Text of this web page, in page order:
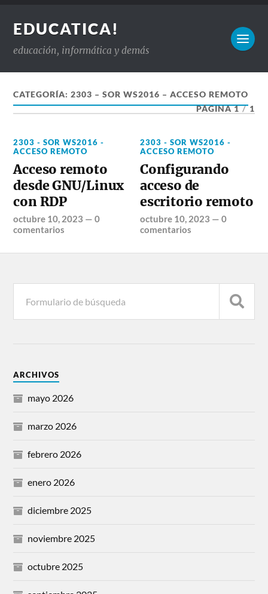
EDUCATICA!
educación, informática y demás
CATEGORÍA:2303 – SOR WS2016 – ACCESO REMOTO
PÁGINA 1 / 1
2303 - SOR WS2016 -
ACCESO REMOTO
Acceso remoto
desde GNU/Linux
con RDP
octubre 10, 2023 —0
comentarios
2303 - SOR WS2016 -
ACCESO REMOTO
Configurando
acceso de
escritorio remoto
octubre 10, 2023 —0
comentarios
ARCHIVOS
mayo 2026
marzo 2026
febrero 2026
enero 2026
diciembre 2025
noviembre 2025
octubre 2025